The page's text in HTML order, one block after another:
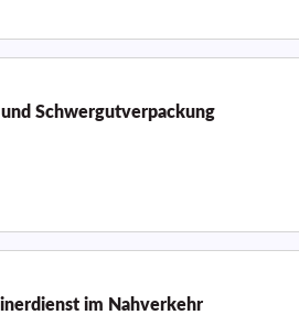
Schwergutverpackung
im Nahverkehr